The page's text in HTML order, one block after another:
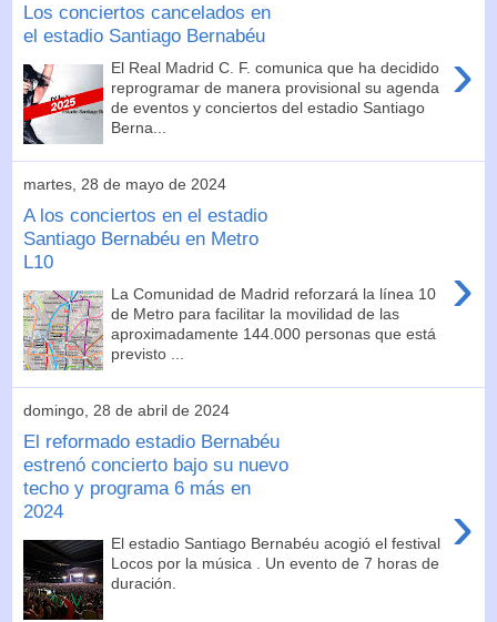
Los conciertos cancelados en
el estadio Santiago Bernabéu
›
El Real Madrid C. F. comunica que ha decidido
reprogramar de manera provisional su agenda
de eventos y conciertos del estadio Santiago
Berna...
martes, 28 de mayo de 2024
A los conciertos en el estadio
Santiago Bernabéu en Metro
L10
›
La Comunidad de Madrid reforzará la línea 10
de Metro para facilitar la movilidad de las
aproximadamente 144.000 personas que está
previsto ...
domingo, 28 de abril de 2024
El reformado estadio Bernabéu
estrenó concierto bajo su nuevo
techo y programa 6 más en
2024
›
El estadio Santiago Bernabéu acogió el festival
Locos por la música . Un evento de 7 horas de
duración.